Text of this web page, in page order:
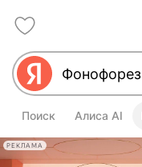
Поиск Алиса AI
РЕКЛАМА